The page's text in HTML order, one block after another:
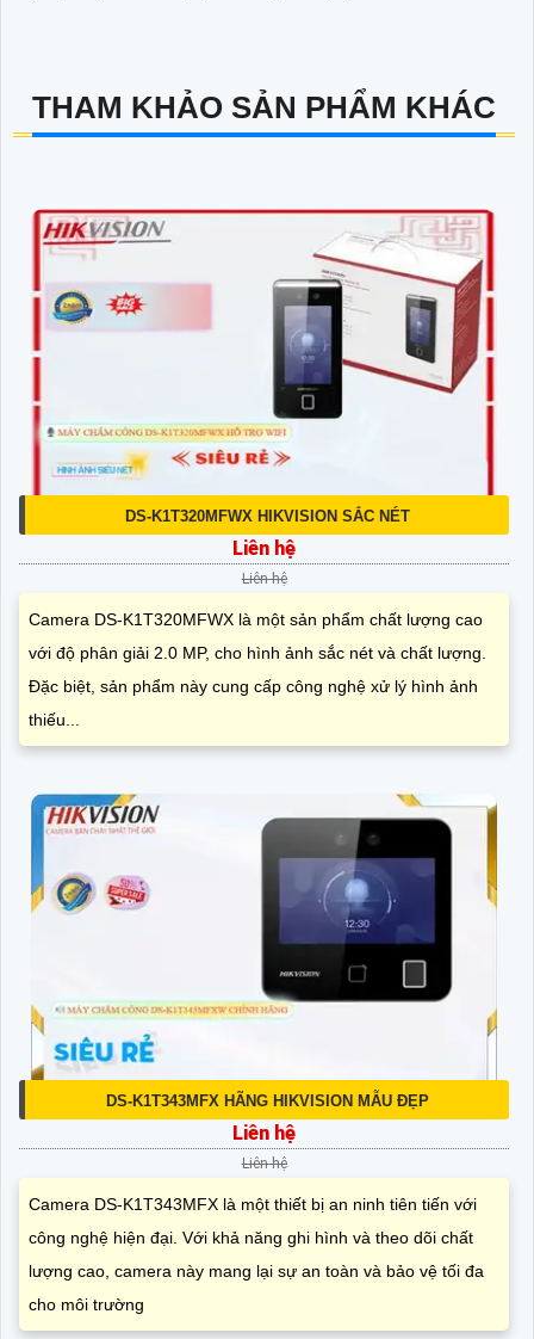
THAM KHẢO SẢN PHẨM KHÁC
DS-K1T320MFWX HIKVISION SẮC NÉT
Liên hệ
Liên hệ
Camera DS-K1T320MFWX là một sản phẩm chất lượng cao
với độ phân giải 2.0 MP, cho hình ảnh sắc nét và chất lượng.
Đặc biệt, sản phẩm này cung cấp công nghệ xử lý hình ảnh
thiếu...
DS-K1T343MFX HÃNG HIKVISION MẪU ĐẸP
Liên hệ
Liên hệ
Camera DS-K1T343MFX là một thiết bị an ninh tiên tiến với
công nghệ hiện đại. Với khả năng ghi hình và theo dõi chất
lượng cao, camera này mang lại sự an toàn và bảo vệ tối đa
cho môi trường